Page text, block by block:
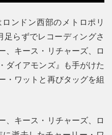
ンドン西部のメトロポリ
らずでレコーディングさ
、キース・リチャーズ、ロ
ダイアモンズ』も手がけた
・ワットと再びタッグを組
、キース・リチャーズ、ロ